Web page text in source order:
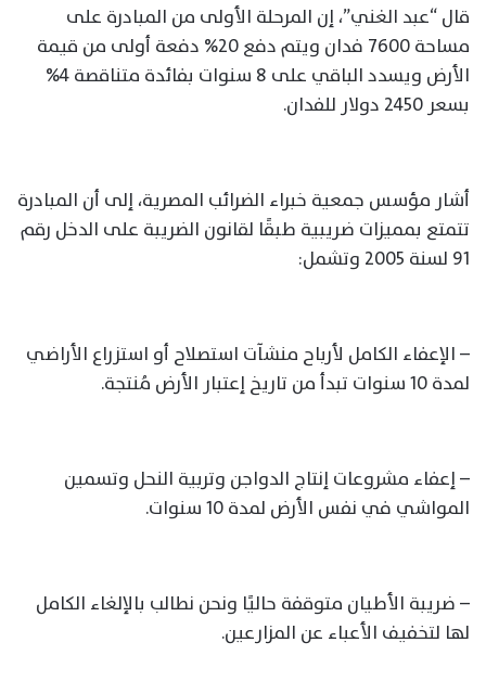
قال “عبد الغني”، إن المرحلة الأولى من المبادرة على
مساحة 7600 فدان ويتم دفع 20% دفعة أولى من قيمة
الأرض ويسدد الباقي على 8 سنوات بفائدة متناقصة 4%
بسعر 2450 دولار للفدان.
أشار مؤسس جمعية خبراء الضرائب المصرية، إلى أن المبادرة
تتمتع بمميزات ضريبية طبقًا لقانون الضريبة على الدخل رقم
91 لسنة 2005 وتشمل:
– الإعفاء الكامل لأرباح منشآت استصلاح أو استزراع الأراضي
لمدة 10 سنوات تبدأ من تاريخ إعتبار الأرض مُنتجة.
– إعفاء مشروعات إنتاج الدواجن وتربية النحل وتسمين
المواشي في نفس الأرض لمدة 10 سنوات.
– ضريبة الأطيان متوقفة حاليًا ونحن نطالب بالإلغاء الكامل
لها لتخفيف الأعباء عن المزارعين.